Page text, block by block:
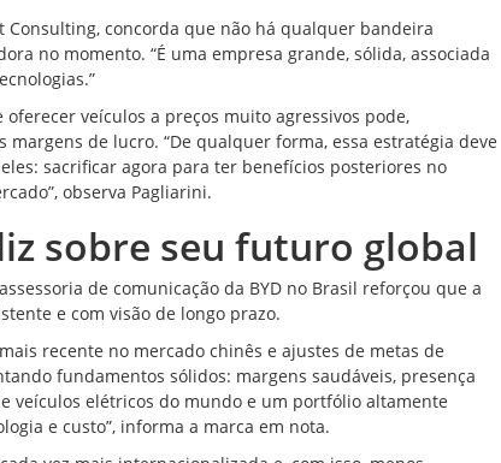
Consulting, concorda que não há qualquer bandeira
no momento. “É uma empresa grande, sólida, associada
oferecer veículos a preços muito agressivos pode,
margens de lucro. “De qualquer forma, essa estratégia deve
sacrificar agora para ter benefícios posteriores no
observa Pagliarini.
sobre seu futuro global
de comunicação da BYD no Brasil reforçou que a
e com visão de longo prazo.
recente no mercado chinês e ajustes de metas de
fundamentos sólidos: margens saudáveis, presença
veículos elétricos do mundo e um portfólio altamente
e custo”, informa a marca em nota.